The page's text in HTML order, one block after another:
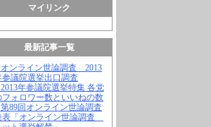
マイリンク
最新記事一覧
ンライン世論調査 2013
参議院選挙出口調査
年参議院選挙特集 各党
フォロワー数といいねの数
89回オンライン世論調査
表「オンライン世論調査